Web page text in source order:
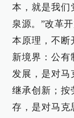
本，就是我们
泉源。”改革
本原理，不断
新境界：公有
发展，是对马
继承创新；按
存，是对马克